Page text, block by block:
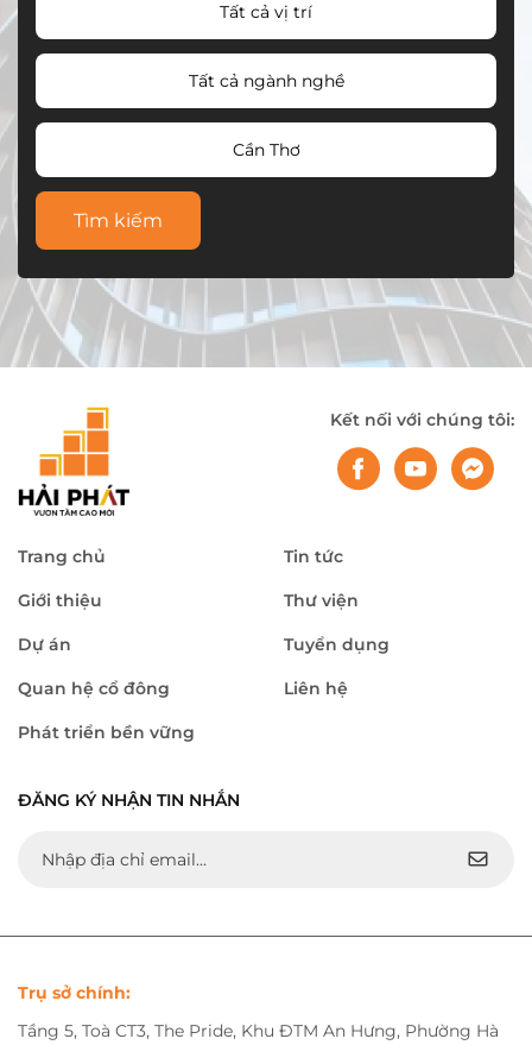
Tất cả vị trí
Tất cả ngành nghề
Cần Thơ
Tìm kiếm
Kết nối với chúng tôi:
Trang chủ
Giới thiệu
Dự án
Quan hệ cổ đông
Phát triển bền vững
Tin tức
Thư viện
Tuyển dụng
Liên hệ
ĐĂNG KÝ NHẬN TIN NHẮN
Trụ sở chính:
Tầng 5, Toà CT3, The Pride, Khu ĐTM An Hưng, Phường Hà